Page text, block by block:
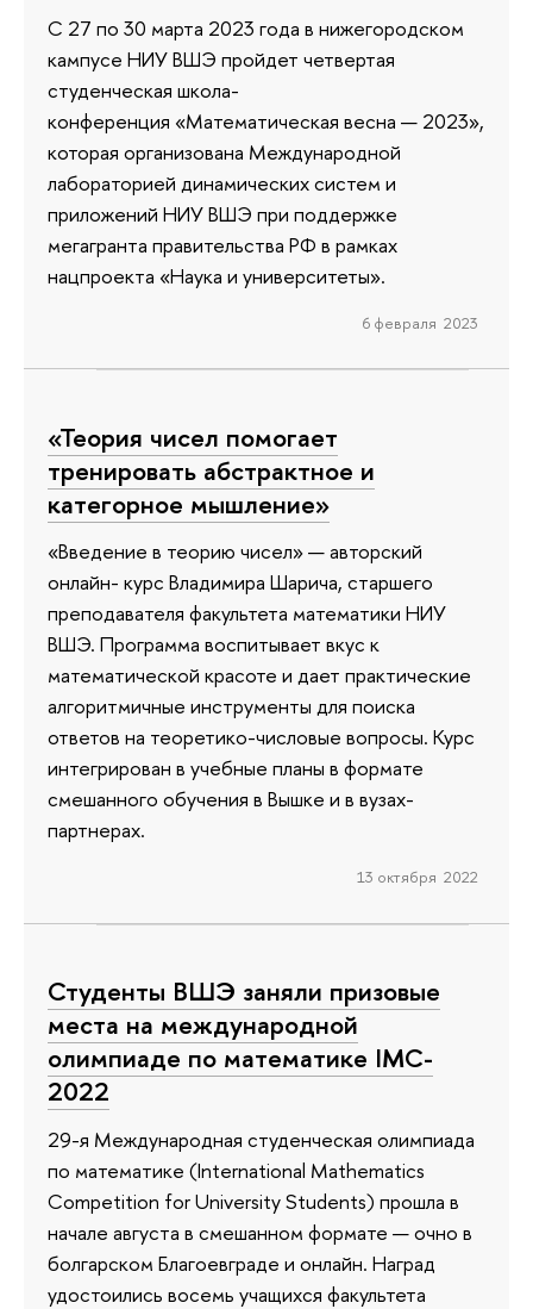
С 27 по 30 марта 2023 года в нижегородском
кампусе НИУ ВШЭ пройдет четвертая
студенческая школа-
конференция «Математическая весна — 2023»,
которая организована Международной
лабораторией динамических систем и
приложений НИУ ВШЭ при поддержке
мегагранта правительства РФ в рамках
нацпроекта «Наука и университеты».
6 февраля 2023
«Теория чисел помогает
тренировать абстрактное и
категорное мышление»
«Введение в теорию чисел» — авторский
онлайн- курс Владимира Шарича, старшего
преподавателя факультета математики НИУ
ВШЭ. Программа воспитывает вкус к
математической красоте и дает практические
алгоритмичные инструменты для поиска
ответов на теоретико-числовые вопросы. Курс
интегрирован в учебные планы в формате
смешанного обучения в Вышке и в вузах-
партнерах.
13 октября 2022
Студенты ВШЭ заняли призовые
места на международной
олимпиаде по математике IMC-
2022
29-я Международная студенческая олимпиада
по математике (International Mathematics
Competition for University Students) прошла в
начале августа в смешанном формате — очно в
болгарском Благоевграде и онлайн. Наград
удостоились восемь учащихся факультета